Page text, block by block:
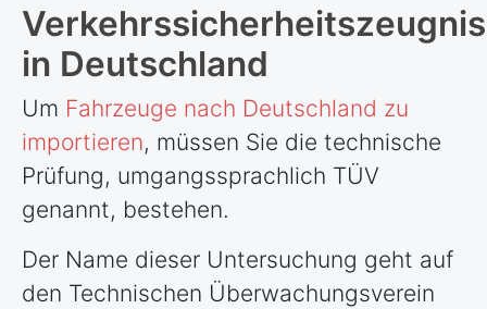
Verkehrssicherheitszeugnis
in Deutschland
Um Fahrzeuge nach Deutschland zu
importieren, müssen Sie die technische
Prüfung, umgangssprachlich TÜV
genannt, bestehen.
Der Name dieser Untersuchung geht auf
den Technischen Überwachungsverein